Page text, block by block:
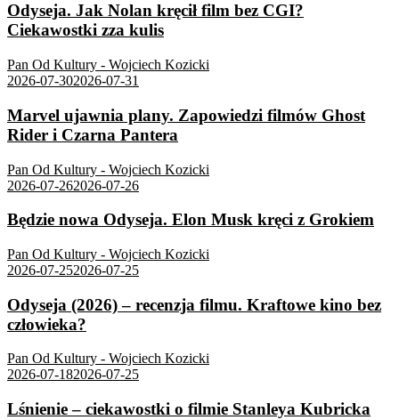
Odyseja. Jak Nolan kręcił film bez CGI?
Ciekawostki zza kulis
Pan Od Kultury - Wojciech Kozicki
2026-07-302026-07-31
Marvel ujawnia plany. Zapowiedzi filmów Ghost
Rider i Czarna Pantera
Pan Od Kultury - Wojciech Kozicki
2026-07-262026-07-26
Będzie nowa Odyseja. Elon Musk kręci z Grokiem
Pan Od Kultury - Wojciech Kozicki
2026-07-252026-07-25
Odyseja (2026) – recenzja filmu. Kraftowe kino bez
człowieka?
Pan Od Kultury - Wojciech Kozicki
2026-07-182026-07-25
Lśnienie – ciekawostki o filmie Stanleya Kubricka